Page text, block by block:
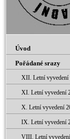
Úvod
Pořádané srazy
XII. Letní vyvedení
XI. Letní vyvedení
X. Letní vyvedení
IX. Letní vyvedení
VIII. Letní